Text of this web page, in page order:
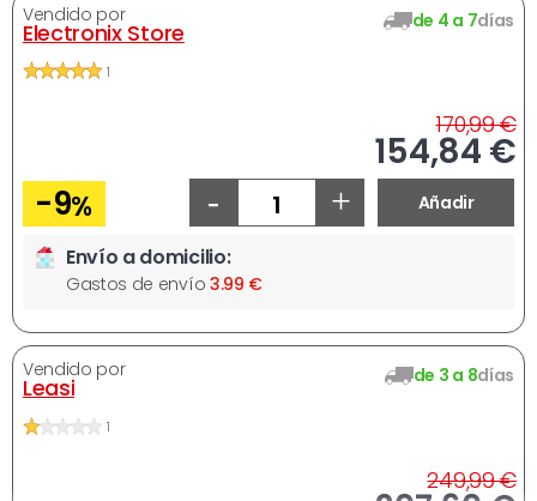
Vendido por
Electronix Store
1
de 4 a 7días
-9%
170,99 €
Ahora
154,84 €
- + Añadir
Envío a domicilio:
Gastos de envío 3.99 €
Vendido por
Leasi
1
de 3 a 8días
249,99 €